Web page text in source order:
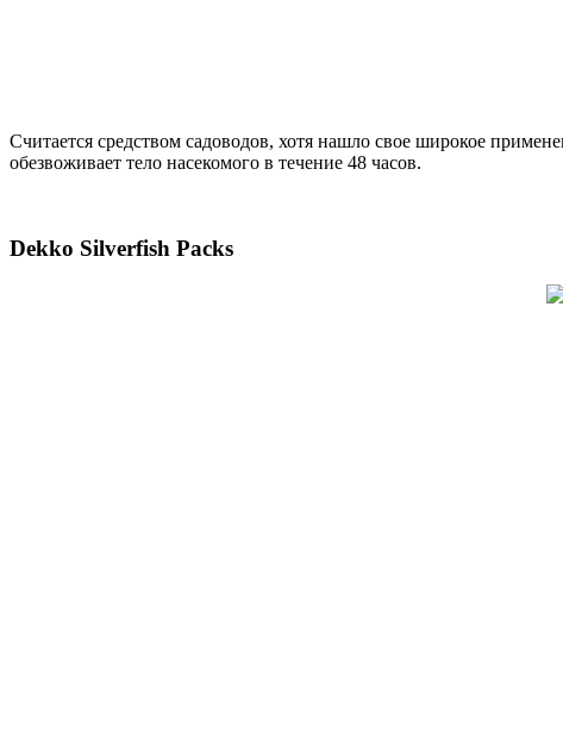
Считается средством садоводов, хотя нашло свое широкое
обезвоживает тело насекомого в течение 48 часов.
Dekko Silverfish Packs